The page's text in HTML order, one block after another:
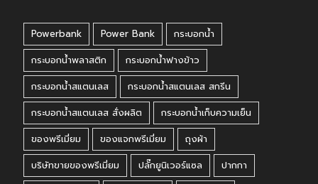
Powerbank Power Bank
กระบอกน้ำ
กระบอกน้ำพลาสติก
กระบอกน้ำฟางข้าว
กระบอกน้ำสแตนเลส
กระบอกน้ำสแตนเลส สกรีน
กระบอกน้ำสแตนเลส สั่งผลิต
กระบอกน้ำเก็บความเย็น
ของพรีเมี่ยม
ของแจกพรีเมี่ยม
ถุงผ้า
บริษัทขายของพรีเมี่ยม
ปลั๊กยูนิเวอร์แซล
ปากกา